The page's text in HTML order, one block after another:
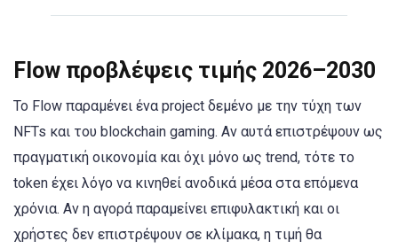
Flow προβλέψεις τιμής 2026–2030
Το Flow παραμένει ένα project δεμένο με την τύχη των
NFTs και του blockchain gaming. Αν αυτά επιστρέψουν ως
πραγματική οικονομία και όχι μόνο ως trend, τότε το
token έχει λόγο να κινηθεί ανοδικά μέσα στα επόμενα
χρόνια. Αν η αγορά παραμείνει επιφυλακτική και οι
χρήστες δεν επιστρέψουν σε κλίμακα, η τιμή θα